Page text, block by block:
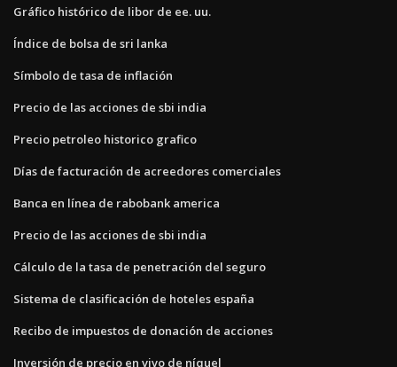
Gráfico histórico de libor de ee. uu.
Índice de bolsa de sri lanka
Símbolo de tasa de inflación
Precio de las acciones de sbi india
Precio petroleo historico grafico
Días de facturación de acreedores comerciales
Banca en línea de rabobank america
Precio de las acciones de sbi india
Cálculo de la tasa de penetración del seguro
Sistema de clasificación de hoteles españa
Recibo de impuestos de donación de acciones
Inversión de precio en vivo de níquel